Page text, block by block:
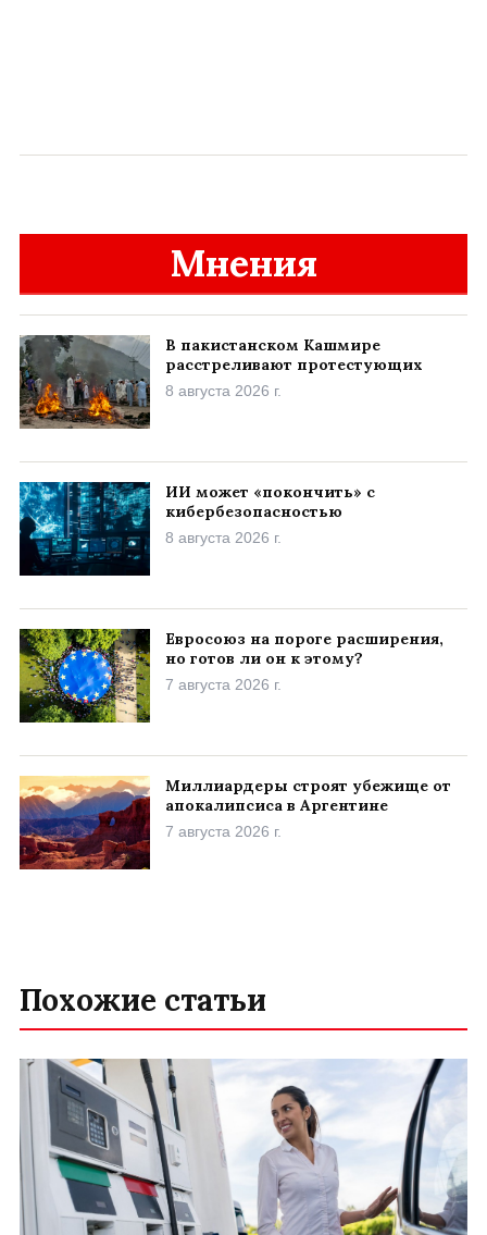
Мнения
В пакистанском Кашмире
расстреливают протестующих
8 августа 2026 г.
ИИ может «покончить» с
кибербезопасностью
8 августа 2026 г.
Евросоюз на пороге расширения,
но готов ли он к этому?
7 августа 2026 г.
Миллиардеры строят убежище от
апокалипсиса в Аргентине
7 августа 2026 г.
Похожие статьи